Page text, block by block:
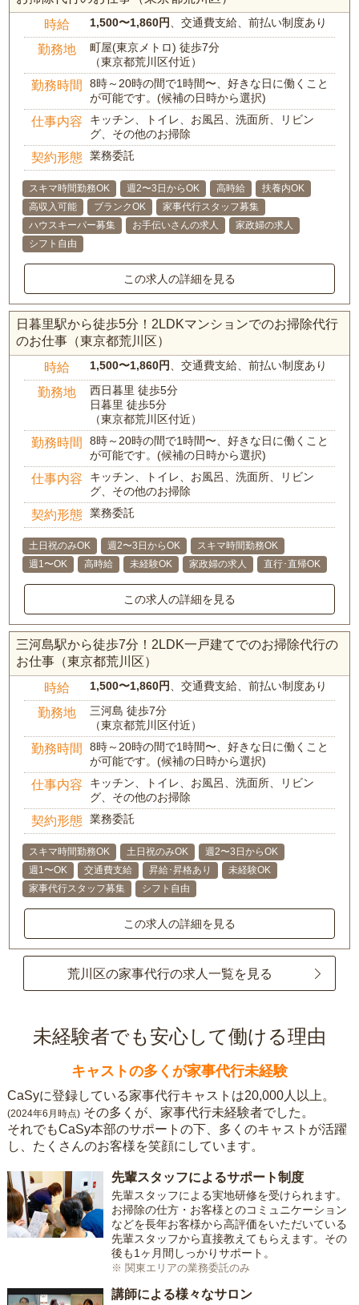
時給 1,500〜1,860円 、交通費支給、前払い制度あり
勤務地
町屋(東京メトロ) 徒歩7分
（東京都荒川区付近）
勤務時間
8時～20時の間で1時間〜、好きな日に働くこと
が可能です。(候補の日時から選択)
仕事内容
キッチン、トイレ、お風呂、洗面所、リビン
グ、その他のお掃除
契約形態 業務委託
スキマ時間勤務OK 週2〜3日からOK 高時給
扶養内OK
高収入可能
ブランクOK
家事代行スタッフ募集
ハウスキーパー募集
お手伝いさんの求人
家政婦の求人
シフト自由
この求人の詳細を見る
日暮里駅から徒歩5分！2LDKマンションでのお掃除代行
のお仕事（東京都荒川区）
時給 1,500〜1,860円 、交通費支給、前払い制度あり
勤務地
西日暮里 徒歩5分
日暮里 徒歩5分
（東京都荒川区付近）
勤務時間
8時～20時の間で1時間〜、好きな日に働くこと
が可能です。(候補の日時から選択)
仕事内容
キッチン、トイレ、お風呂、洗面所、リビン
グ、その他のお掃除
契約形態 業務委託
土日祝のみOK 週2〜3日からOK
スキマ時間勤務OK
週1〜OK
高時給 未経験OK 家政婦の求人 直行･直帰OK
この求人の詳細を見る
三河島駅から徒歩7分！2LDK一戸建てでのお掃除代行の
お仕事（東京都荒川区）
時給 1,500〜1,860円 、交通費支給、前払い制度あり
勤務地
三河島 徒歩7分
（東京都荒川区付近）
勤務時間
8時～20時の間で1時間〜、好きな日に働くこと
が可能です。(候補の日時から選択)
仕事内容
キッチン、トイレ、お風呂、洗面所、リビン
グ、その他のお掃除
契約形態 業務委託
スキマ時間勤務OK 土日祝のみOK
週2〜3日からOK
週1〜OK
交通費支給 昇給･昇格あり
未経験OK
家事代行スタッフ募集
シフト自由
この求人の詳細を見る
荒川区の家事代行の求人一覧を見る
未経験者でも安心して働ける理由
キャストの多くが家事代行未経験
CaSyに登録している家事代行キャストは20,000人以上。
(2024年6月時点) その多くが、家事代行未経験者でした。
それでもCaSy本部のサポートの下、多くのキャストが活躍
し、たくさんのお客様を笑顔にしています。
先輩スタッフによるサポート制度
先輩スタッフによる実地研修を受けられます。
お掃除の仕方・お客様とのコミュニケーション
などを長年お客様から高評価をいただいている
先輩スタッフから直接教えてもらえます。その
後も1ヶ月間しっかりサポート。
※ 関東エリアの業務委託のみ
講師による様々なサロン